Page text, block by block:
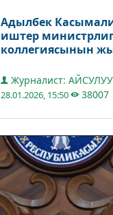
Адылбек
иштер
коллегиясынын
Журналист:
28.01.2026, 15:50 38007